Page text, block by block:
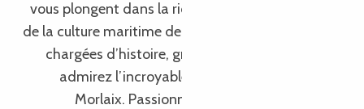
vous plongent dans la riche histoire du château et
de la culture maritime de la baie. Explorez les salles
chargées d’histoire, grimpez sur les remparts et
admirez l’incroyable panorama sur la baie de
Morlaix. Passionné d’histoire, amoureux du